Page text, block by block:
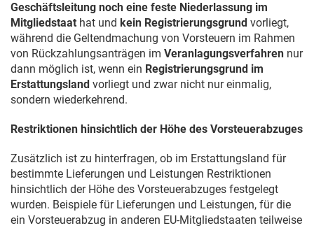
Geschäftsleitung noch eine feste Niederlassung im
Mitgliedstaat hat und kein Registrierungsgrund vorliegt,
während die Geltendmachung von Vorsteuern im Rahmen
von Rückzahlungsanträgen im Veranlagungsverfahren nur
dann möglich ist, wenn ein Registrierungsgrund im
Erstattungsland vorliegt und zwar nicht nur einmalig,
sondern wiederkehrend.
Restriktionen hinsichtlich der Höhe des Vorsteuerabzuges
Zusätzlich ist zu hinterfragen, ob im Erstattungsland für
bestimmte Lieferungen und Leistungen Restriktionen
hinsichtlich der Höhe des Vorsteuerabzuges festgelegt
wurden. Beispiele für Lieferungen und Leistungen, für die
ein Vorsteuerabzug in anderen EU-Mitgliedstaaten teilweise